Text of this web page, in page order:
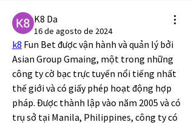
K8 Da
16 de agosto de 2024
k8 Fun Bet được vận hành và quản lý bởi
Asian Group Gmaing, một trong những
công ty cờ bạc trực tuyến nổi tiếng nhất
thế giới và có giấy phép hoạt động hợp
pháp. Được thành lập vào năm 2005 và có
trụ sở tại Manila, Philippines, công ty có